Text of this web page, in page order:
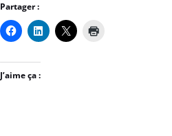
Partager :
J’aime ça :